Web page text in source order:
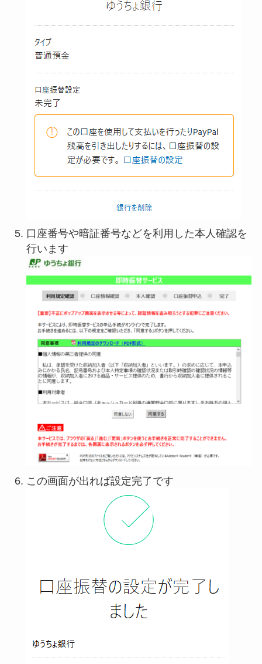
口座番号や暗証番号などを利用した本人確認を
行います
この画面が出れば設定完了です